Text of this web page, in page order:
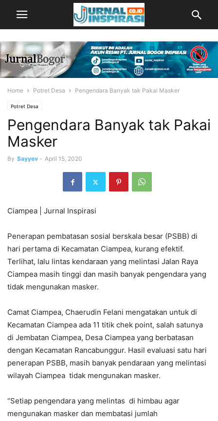
Home Potret Desa Pengendara Banyak tak Pakai Masker
Potret Desa
Pengendara Banyak tak Pakai
Masker
By Sayyev - April 15, 2020
Ciampea | Jurnal Inspirasi
Penerapan pembatasan sosial berskala besar (PSBB) di
hari pertama di Kecamatan Ciampea, kurang efektif.
Terlihat, lalu lintas kendaraan yang melintasi Jalan Raya
Ciampea masih tinggi dan masih banyak pengendara yang
tidak mengunakan masker.
Camat Ciampea, Chaerudin Felani mengatakan untuk di
Kecamatan Ciampea ada 11 titik chek point, salah satunya
di Jembatan Ciampea, Desa Ciampea yang berbatasan
dengan Kecamatan Rancabunggur. Hasil evaluasi satu hari
penerapan PSBB, masih banyak pendaraan yang melintasi
wilayah Ciampea tidak mengunakan masker.
“Setiap pengendara yang melintas di himbau agar
mengunakan masker dan membatasi jumlah